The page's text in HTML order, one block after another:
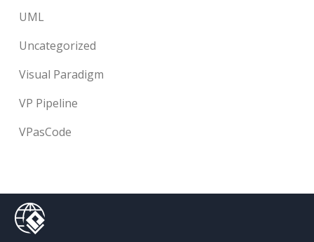
UML
Uncategorized
Visual Paradigm
VP Pipeline
VPasCode